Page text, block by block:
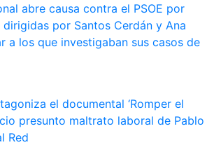
abre causa contra el PSOE por
por Santos Cerdán y Ana
a los que investigaban sus casos de
el documental ‘Romper el
presunto maltrato laboral de Pablo
Red